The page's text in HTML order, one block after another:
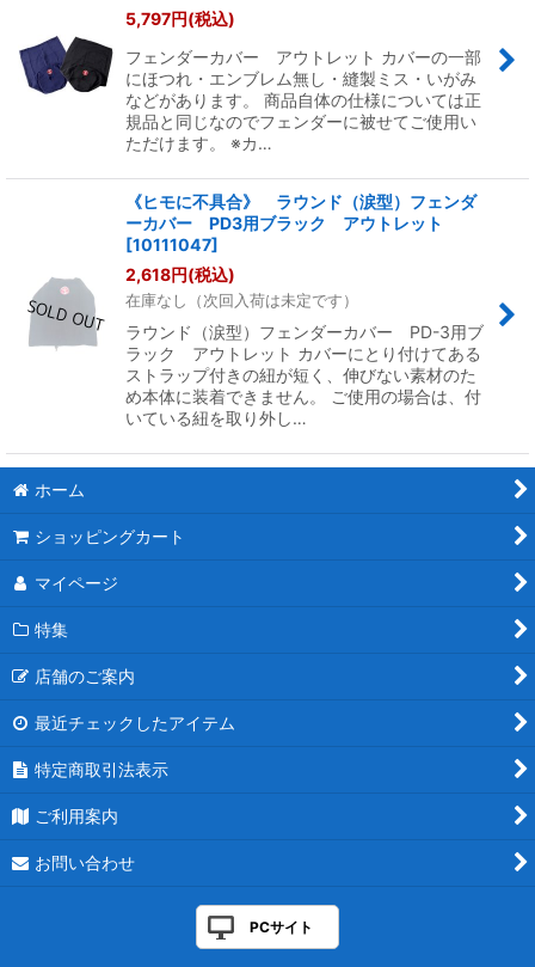
5,797円(税込)
フェンダーカバー アウトレット カバーの一部
にほつれ・エンブレム無し・縫製ミス・いがみ
などがあります。 商品自体の仕様については正
規品と同じなのでフェンダーに被せてご使用い
ただけます。 ※カ…
《ヒモに不具合》 ラウンド（涙型）フェンダ
ーカバー PD3用ブラック アウトレット
[10111047]
2,618円(税込)
在庫なし（次回入荷は未定です）
ラウンド（涙型）フェンダーカバー PD-3用ブ
ラック アウトレット カバーにとり付けてある
ストラップ付きの紐が短く、伸びない素材のた
め本体に装着できません。 ご使用の場合は、付
いている紐を取り外し…
ホーム
ショッピングカート
マイページ
特集
店舗のご案内
最近チェックしたアイテム
特定商取引法表示
ご利用案内
お問い合わせ
PCサイト